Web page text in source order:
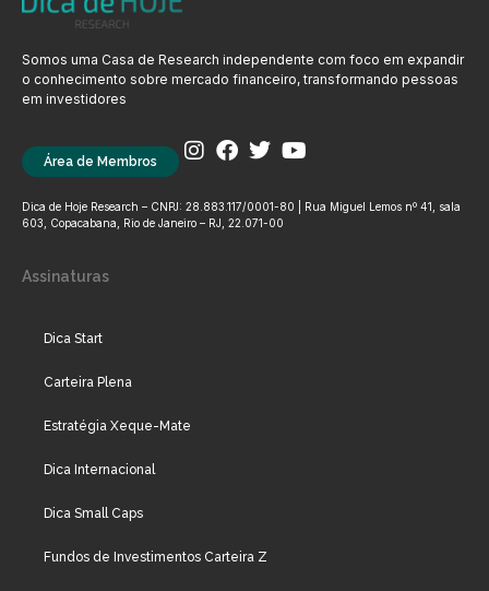
Somos uma Casa de Research independente com foco em expandir
o conhecimento sobre mercado financeiro, transformando pessoas
em investidores
Área de Membros
Dica de Hoje Research – CNPJ: 28.883.117/0001-80 | Rua Miguel Lemos nº 41, sala
603, Copacabana, Rio de Janeiro – RJ, 22.071-00
Assinaturas
Dica Start
Carteira Plena
Estratégia Xeque-Mate
Dica Internacional
Dica Small Caps
Fundos de Investimentos Carteira Z